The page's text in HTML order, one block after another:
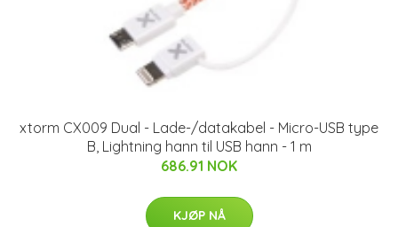
xtorm CX009 Dual - Lade-/datakabel - Micro-USB type
B, Lightning hann til USB hann - 1 m
686.91 NOK
KJØP NÅ